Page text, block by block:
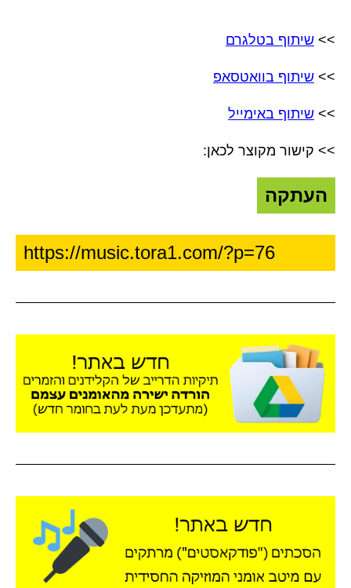
>> שיתוף בטלגרם
>> שיתוף בוואטסאפ
>> שיתוף באימייל
>> קישור מקוצר לכאן:
העתקה